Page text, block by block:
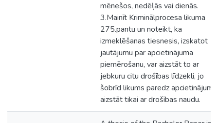
mēnešos, nedēļās vai dienās.
3.Mainīt Kriminālprocesa likuma
275.pantu un noteikt, ka
izmeklēšanas tiesnesis, izskatot
jautājumu par apcietinājuma
piemērošanu, var aizstāt to ar
jebkuru citu drošības līdzekli, jo
šobrīd likums paredz apcietinājumu
aizstāt tikai ar drošības naudu.